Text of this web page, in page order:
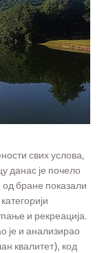
свих услова,
данас је почело
бране показали
и рекреација.
је и анализирао
квалитет), код